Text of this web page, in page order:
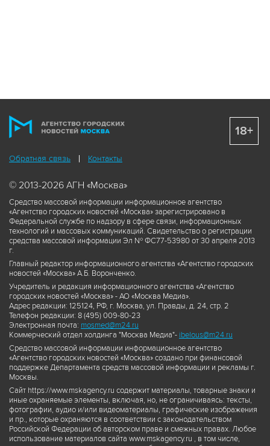
Обратная связь Контакты
© 2013-2026 АГН «Москва»
Средство массовой информации информационное агентство
«Агентство городских новостей «Москва» зарегистрировано в
Федеральной службе по надзору в сфере связи, информационных
технологий и массовых коммуникаций. Свидетельство о регистрации
средства массовой информации Эл № ФС77-53980 от 30 апреля 2013
г.
Главный редактор информационного агентства «Агентство городских
новостей «Москва» А.Б. Воронченко.
Учредитель и редакция информационного агентства «Агентство
городских новостей «Москва» - АО «Москва Медиа».
Адрес редакции: 125124, РФ, г. Москва, ул. Правды, д. 24, стр. 2
Телефон редакции: 8 (495) 009-80-23
Электронная почта: mosmed@m24.ru
Коммерческий отдел холдинга "Москва Медиа"- ibelous@m24.ru
Средство массовой информации информационное агентство
«Агентство городских новостей «Москва» создано при финансовой
поддержке Департамента средств массовой информации и рекламы г.
Москвы.
Сайт https://www.mskagency.ru содержит материалы, товарные знаки и
иные охраняемые элементы, включая, но, не ограничиваясь: тексты,
фотографии, аудио и/или видеоматериалы, графические изображения
и пр., которые охраняются в соответствии с законодательством
Российской Федерации об авторском праве и смежных правах. Любое
использование материалов сайта www.mskagency.ru , в том числе,
18+